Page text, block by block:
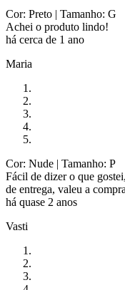
Cor: Preto | Tamanho: G
Achei o produto lindo!
há cerca de 1 ano
Maria
Cor: Nude | Tamanho: P
Fácil de dizer o que
de entrega, valeu a
há quase 2 anos
Vasti